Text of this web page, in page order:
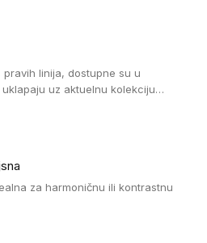
linija, dostupne su u
uz aktuelnu kolekciju
za harmoničnu ili kontrastnu